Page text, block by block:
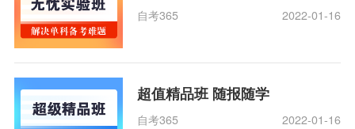
自考365 2022-01-16
超值精品班 随报随学
自考365 2022-01-16